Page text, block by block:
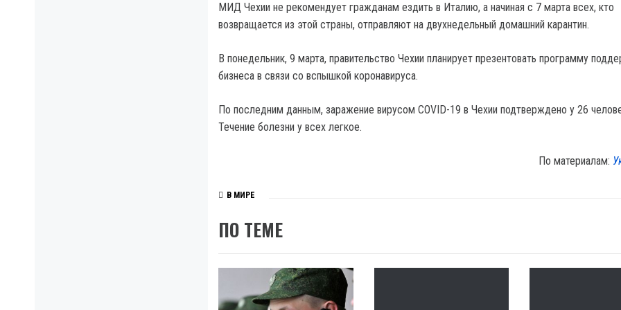
МИД Чехии не рекомендует гражданам ездить в Италию, а начиная с 7 марта всех, кто
возвращается из этой страны, отправляют на двухнедельный домашний карантин.
В понедельник, 9 марта, правительство Чехии планирует презентовать программу
бизнеса в связи со вспышкой коронавируса.
По последним данным, заражение вирусом COVID-19 в Чехии подтверждено у 26
Течение болезни у всех легкое.
По материалам:
В МИРЕ
ПО ТЕМЕ